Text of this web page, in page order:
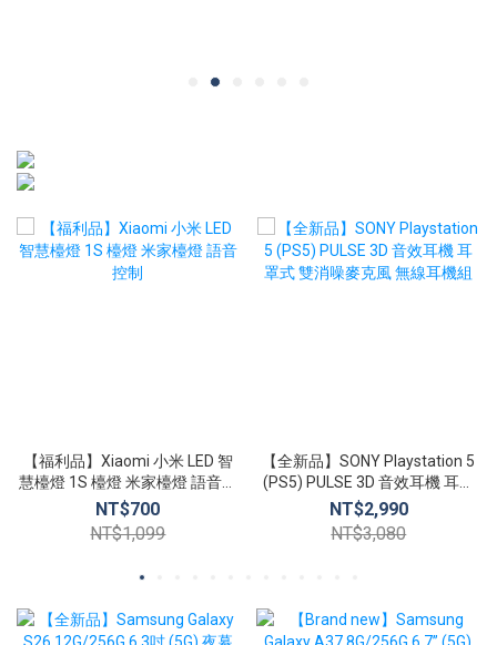
【福利品】Xiaomi 小米 LED 智
慧檯燈 1S 檯燈 米家檯燈 語音控
制
NT$700
NT$1,099
【全新品】SONY Playstation 5
(PS5) PULSE 3D 音效耳機 耳罩
式 雙消噪麥克風 無線耳機組
NT$2,990
NT$3,080